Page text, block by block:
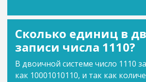
Сколько единиц в
записи числа 1110?
В двоичной системе число 1110
как 10001010110, и так как